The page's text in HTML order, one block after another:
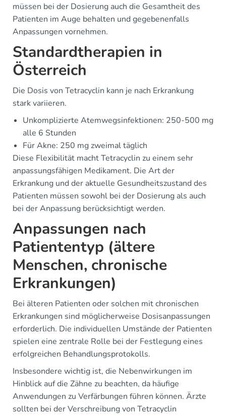
müssen bei der Dosierung auch die Gesamtheit des
Patienten im Auge behalten und gegebenenfalls
Anpassungen vornehmen.
Standardtherapien in
Österreich
Die Dosis von Tetracyclin kann je nach Erkrankung
stark variieren.
Unkomplizierte Atemwegsinfektionen: 250-500 mg
alle 6 Stunden
Für Akne: 250 mg zweimal täglich
Diese Flexibilität macht Tetracyclin zu einem sehr
anpassungsfähigen Medikament. Die Art der
Erkrankung und der aktuelle Gesundheitszustand des
Patienten müssen sowohl bei der Dosierung als auch
bei der Anpassung berücksichtigt werden.
Anpassungen nach
Patiententyp (ältere
Menschen, chronische
Erkrankungen)
Bei älteren Patienten oder solchen mit chronischen
Erkrankungen sind möglicherweise Dosisanpassungen
erforderlich. Die individuellen Umstände der Patienten
spielen eine zentrale Rolle bei der Festlegung eines
erfolgreichen Behandlungsprotokolls.
Insbesondere wichtig ist, die Nebenwirkungen im
Hinblick auf die Zähne zu beachten, da häufige
Anwendungen zu Verfärbungen führen können. Ärzte
sollten bei der Verschreibung von Tetracyclin